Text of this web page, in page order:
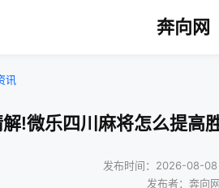
奔向网
讯
!微乐四川麻将怎么提高
发布时间：2026-08-08
发布者：奔向网